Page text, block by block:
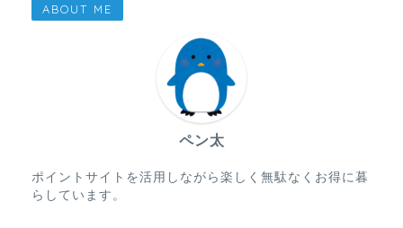
ABOUT ME
ペン太
ポイントサイトを活用しながら楽しく無駄なくお得に暮
らしています。